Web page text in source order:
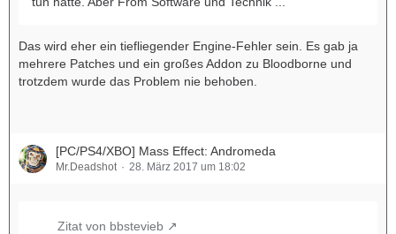
Das wird eher ein tiefliegender Engine-Fehler sein. Es gab ja
mehrere Patches und ein großes Addon zu Bloodborne und
trotzdem wurde das Problem nie behoben.
[PC/PS4/XBO] Mass Effect: Andromeda
Mr.Deadshot 28. März 2017 um 18:02
Zitat von bbstevieb